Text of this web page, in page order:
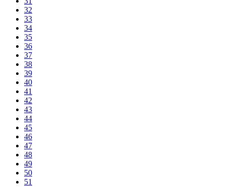
32
33
34
35
36
37
38
39
40
41
42
43
44
45
46
47
48
49
50
51